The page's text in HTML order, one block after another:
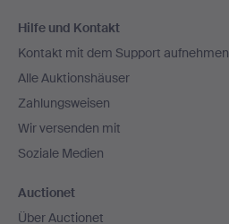
Navigation
Hilfe und Kontakt
Kontakt mit dem Support aufnehmen
Alle Auktionshäuser
Zahlungsweisen
Wir versenden mit
Soziale Medien
Auctionet
Über Auctionet